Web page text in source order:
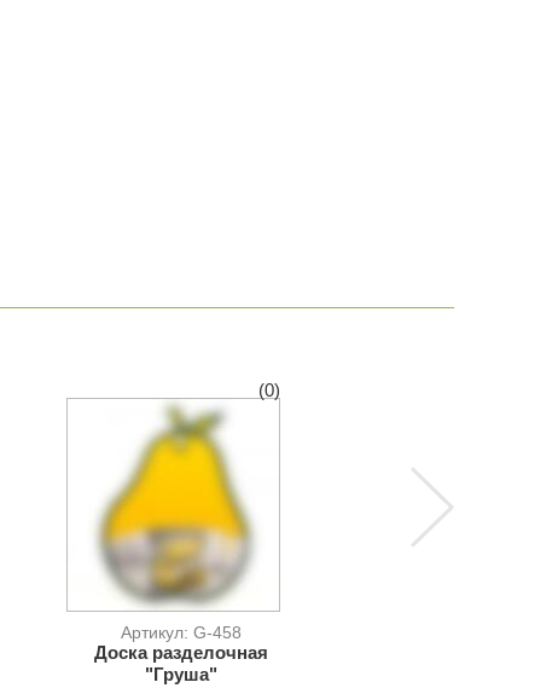
(0)
Артикул: G-458
Доска разделочная
"Груша"